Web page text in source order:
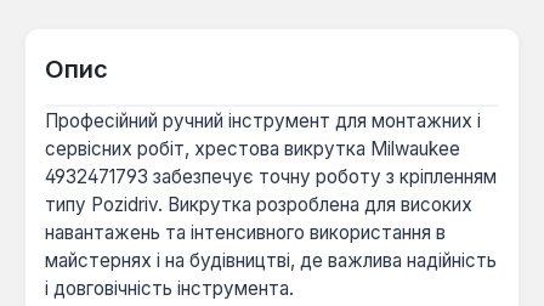
Опис
Професійний ручний інструмент для монтажних і
сервісних робіт, хрестова викрутка Milwaukee
4932471793 забезпечує точну роботу з кріпленням
типу Pozidriv. Викрутка розроблена для високих
навантажень та інтенсивного використання в
майстернях і на будівництві, де важлива надійність
і довговічність інструмента.